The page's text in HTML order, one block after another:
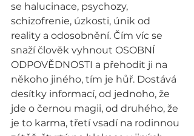
se halucinace, psychozy,
schizofrenie, úzkosti, únik od
reality a odosobnění. Čím víc se
snaží člověk vyhnout OSOBNÍ
ODPOVĚDNOSTI a přehodit ji na
někoho jiného, tím je hůř. Dostává
desítky informací, od jednoho, že
jde o černou magii, od druhého, že
je to karma, třetí vsadí na rodinnou